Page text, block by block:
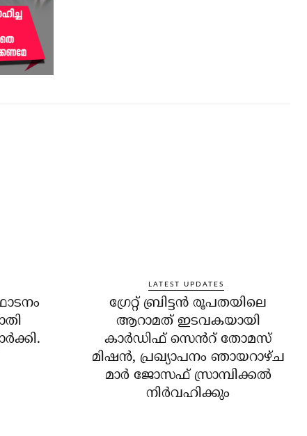
LATEST UPDATES
ഗ്രേറ്റ് ബ്രിട്ടൻ രൂപതയിലെ
ആറാമത് ഇടവകയായി
കാർഡിഫ് സെൻറ് തോമസ്
മിഷൻ, പ്രഖ്യാപനം ഞായറാഴ്ച
മാർ ജോസഫ് സ്രാമ്പിക്കൽ
നിർവഹിക്കും